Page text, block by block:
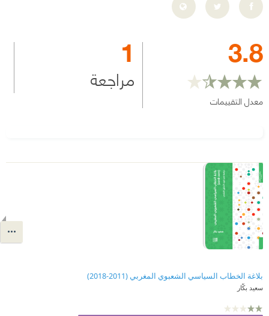
3.8
معدل التقييمات
1
مراجعة
بلاغة الخطاب السياسي الشعبوي المغربي (2011-2018)
سعيد بكّار